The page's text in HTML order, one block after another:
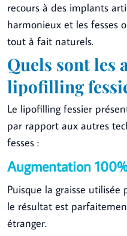
recours à des implants
harmonieux et les fesses
tout à fait naturels.
Quels sont les
lipofilling
Le lipofilling fessier
par rapport aux autres
fesses :
Augmentation
Puisque la graisse
le résultat est
étranger.